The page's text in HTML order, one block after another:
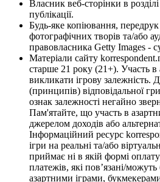
Власник веб-сторінки в
публікації.
Будь-яке копіювання, передрук
фотографічних творів та/або
правовласника Getty Images -
Матеріали сайту
старше 21 року (21+). Участь в
викликати ігрову залежність.
(принципів) відповідальної
ознак залежності негайно
Пам'ятайте, що участь в
джерелом доходів або
Інформаційний ресурс
ігри на реальні та/або
приймає ні в якій формі
платежів, які пов’язані/можуть
азартними іграми,